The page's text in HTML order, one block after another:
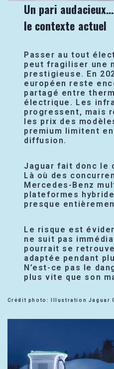
Un pari
le contexte actuel
Passer au tout
peut fragiliser une
prestigieuse. En
européen reste
partagé entre
électrique. Les
progressent, mais
les prix des
premium limitent
diffusion.
Jaguar fait donc le
Là où des
Mercedes-Benz
plateformes
presque
Le risque est
ne suit pas
pourrait se
adaptée pendant
N’est-ce pas le
plus vite que son
Crédit photo: Illustration Jaguar